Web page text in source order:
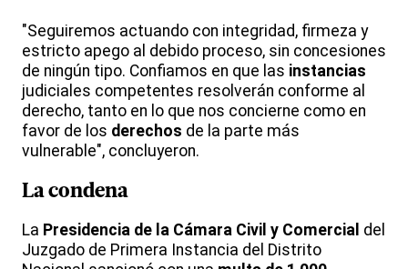
"Seguiremos actuando con integridad, firmeza y
estricto apego al debido proceso, sin concesiones
de ningún tipo. Confiamos en que las instancias
judiciales competentes resolverán conforme al
derecho, tanto en lo que nos concierne como en
favor de los derechos de la parte más
vulnerable", concluyeron.
Lacondena
La Presidencia de la Cámara Civil y Comercial del
Juzgado de Primera Instancia del Distrito